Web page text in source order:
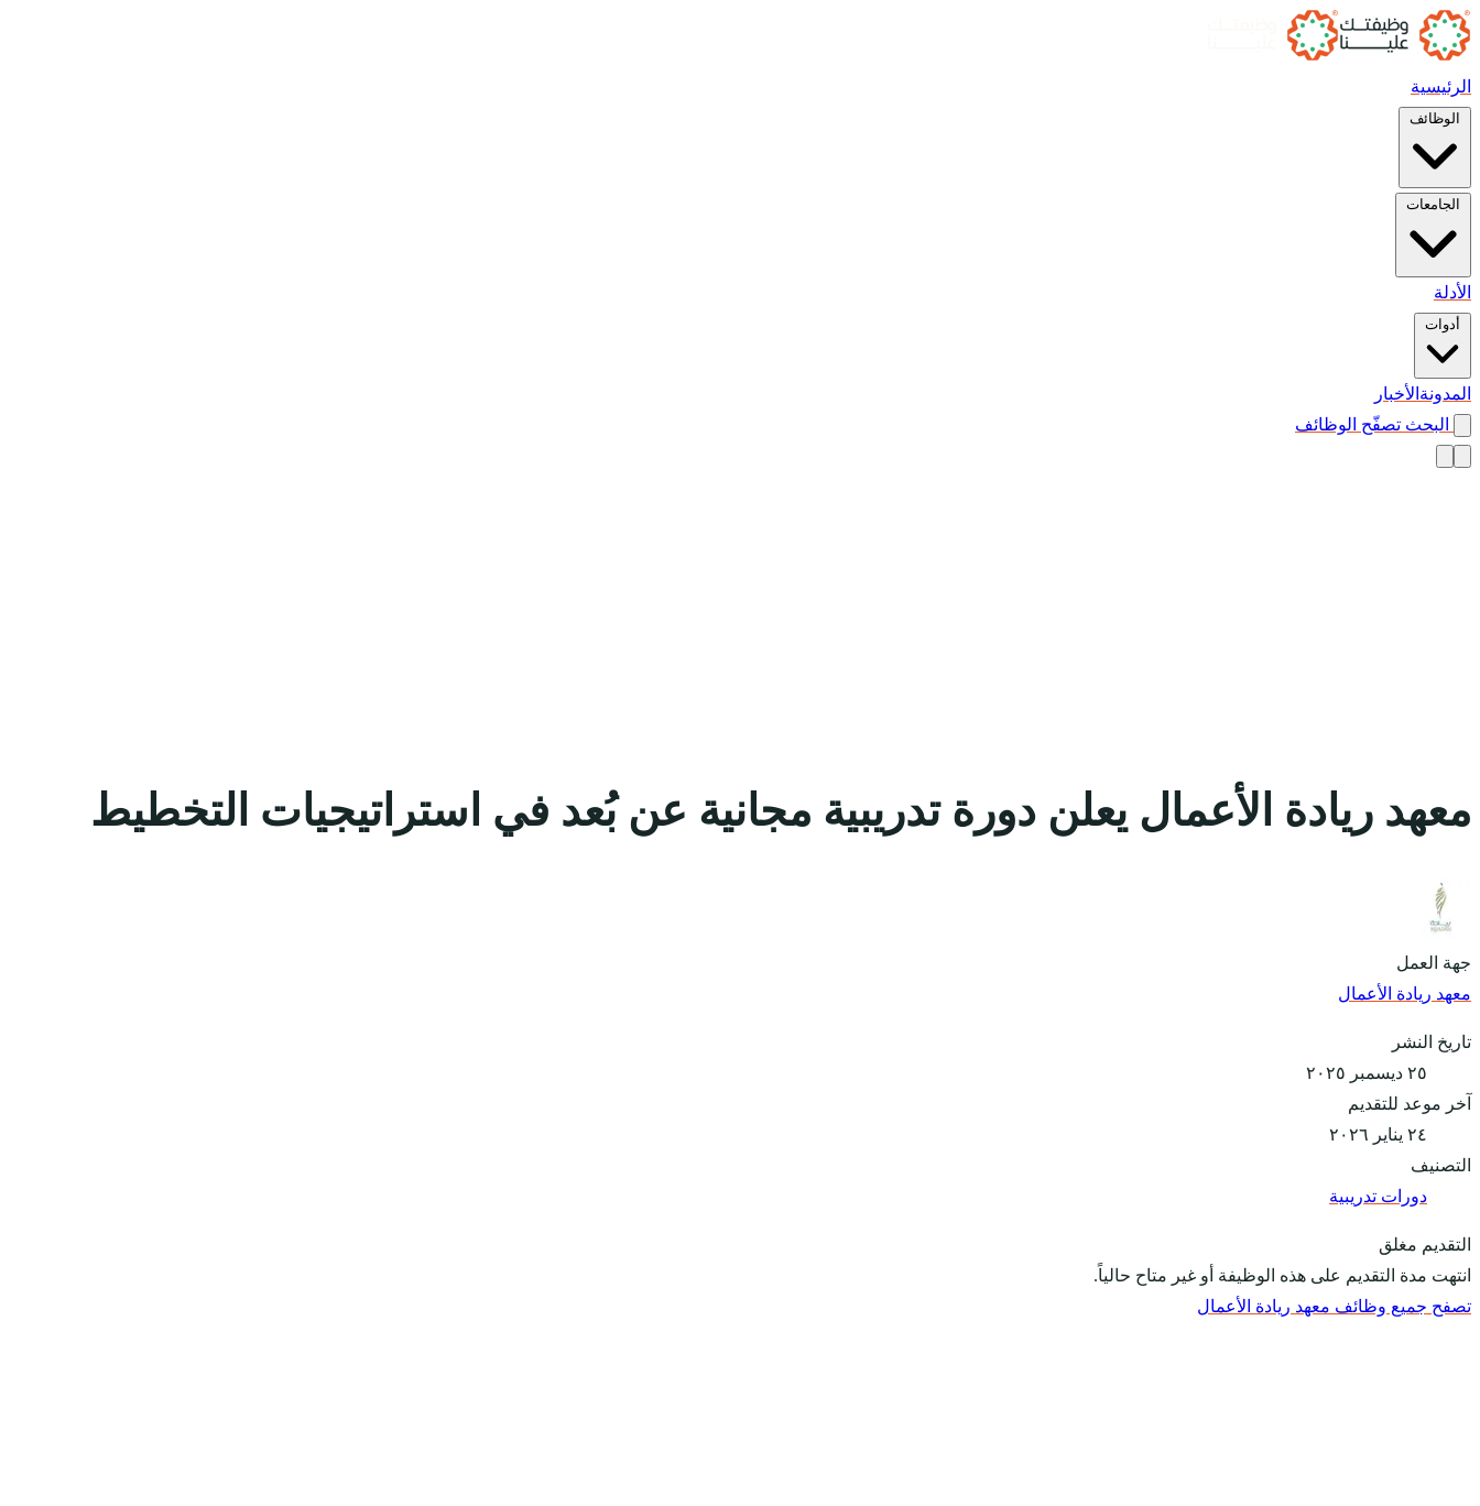
الرئيسية
الوظائف
الجامعات
الأدلة
أدوات
المدونة الأخبار
البحث تصفّح الوظائف
معهد ريادة الأعمال يعلن دورة تدريبية مجانية عن بُعد في استراتيجيات التخطيط
جهة العمل
معهد ريادة الأعمال
تاريخ النشر
٢٥ ديسمبر ٢٠٢٥
آخر موعد للتقديم
٢٤ يناير ٢٠٢٦
التصنيف
دورات تدريبية
التقديم مغلق
انتهت مدة التقديم على هذه الوظيفة أو غير متاح حالياً.
تصفح جميع وظائف معهد ريادة الأعمال